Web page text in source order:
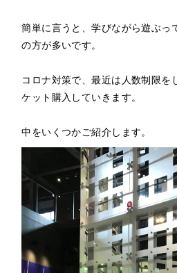
簡単に言うと、学びながら遊ぶっ
の方が多いです。
コロナ対策で、最近は人数制限を
ケット購入していきます。
中をいくつかご紹介します。